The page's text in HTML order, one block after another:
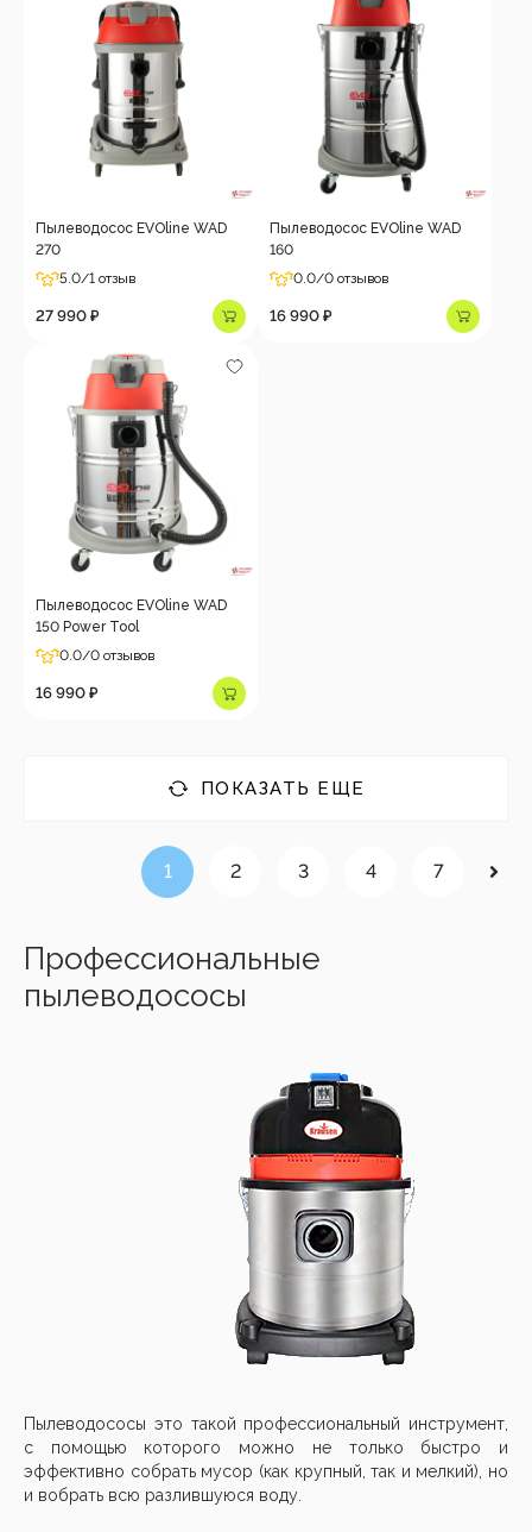
Пылеводосос EVOline WAD
270
5.0/1 отзыв
27 990 ₽
Пылеводосос EVOline WAD
160
0.0/0 отзывов
16 990 ₽
Пылеводосос EVOline WAD
150 Power Tool
0.0/0 отзывов
16 990 ₽
ПОКАЗАТЬ ЕЩЕ
1 2 3 4 7
Профессиональные
пылеводососы
Пылеводососы это такой профессиональный инструмент,
с помощью которого можно не только быстро и
эффективно собрать мусор (как крупный, так и мелкий), но
и вобрать всю разлившуюся воду.